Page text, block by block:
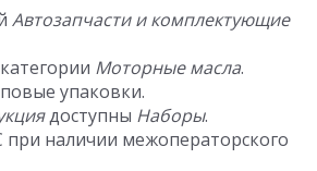
Автозапчасти и комплектующие
Моторные масла.
упаковки.
доступны Наборы.
наличии межоператорского